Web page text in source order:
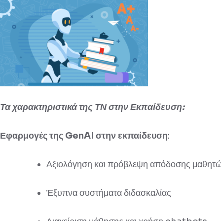
Τα χαρακτηριστικά της ΤΝ στην Εκπαίδευση:
Εφαρμογές της GenAI στην εκπαίδευση:
Αξιολόγηση και πρόβλεψη απόδοσης
Έξυπνα συστήματα διδασκαλίας